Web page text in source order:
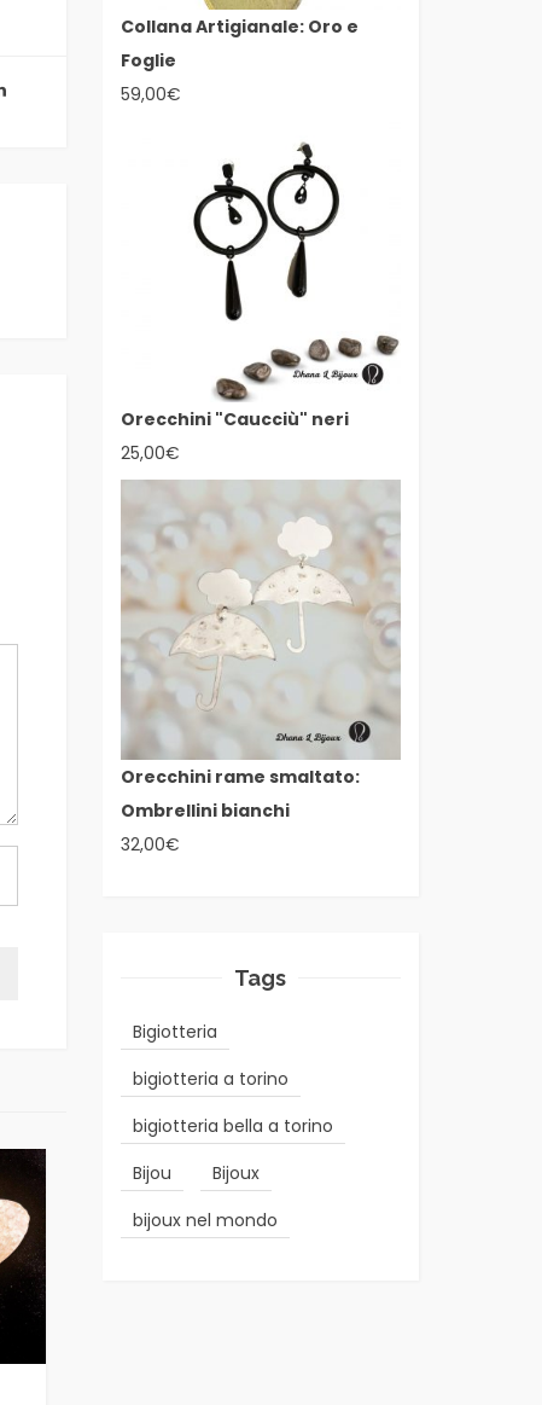
Collana Artigianale: Oro e
Foglie
59,00€
Orecchini "Caucciù" neri
25,00€
Orecchini rame smaltato:
Ombrellini bianchi
32,00€
Tags
Bigiotteria
bigiotteria a torino
bigiotteria bella a torino
Bijou
Bijoux
bijoux nel mondo